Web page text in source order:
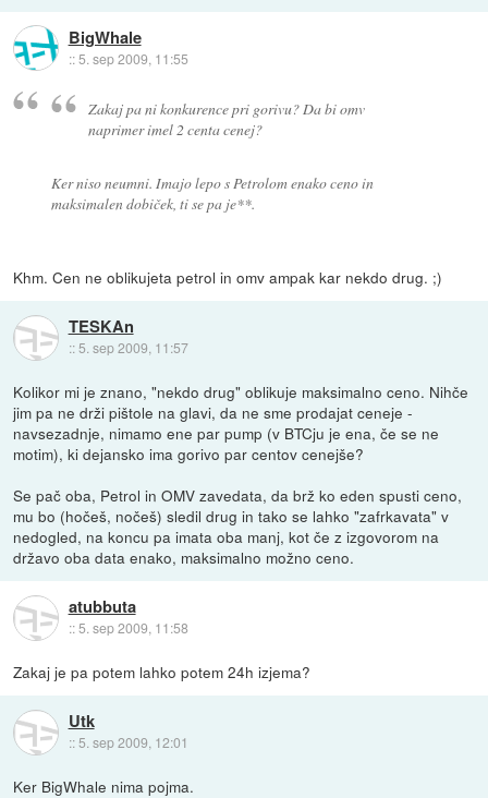
BigWhale
::5. sep 2009, 11:55
Zakaj pa ni konkurence pri gorivu? Da bi omv
naprimer imel 2 centa cenej?
Ker niso neumni. Imajo lepo s Petrolom enako ceno in
maksimalen dobiček, ti se pa je**.
Khm. Cen ne oblikujeta petrol in omv ampak kar nekdo drug. ;)
TESKAn
:: 5. sep 2009, 11:57
Kolikor mi je znano, "nekdo drug" oblikuje maksimalno ceno. Nihče
jim pa ne drži pištole na glavi, da ne sme prodajat ceneje -
navsezadnje, nimamo ene par pump (v BTCju je ena, če se ne
motim), ki dejansko ima gorivo par centov cenejše?
Se pač oba, Petrol in OMV zavedata, da brž ko eden spusti ceno,
mu bo (hočeš, nočeš) sledil drug in tako se lahko "zafrkavata" v
nedogled, na koncu pa imata oba manj, kot če z izgovorom na
državo oba data enako, maksimalno možno ceno.
atubbuta
::5. sep 2009, 11:58
Zakaj je pa potem lahko potem 24h izjema?
Utk
:: 5. sep 2009, 12:01
Ker BigWhale nima pojma.